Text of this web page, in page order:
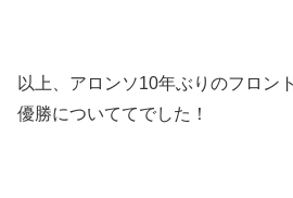
以上、アロンソ10年ぶりのフロン
優勝についててでした！